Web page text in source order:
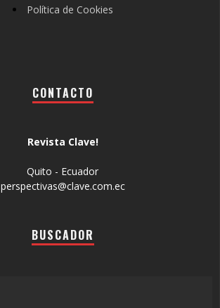
Política de Cookies
CONTACTO
Revista Clave!
Quito - Ecuador
perspectivas@clave.com.ec
BUSCADOR